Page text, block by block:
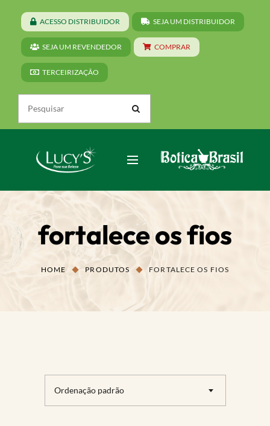
ACESSO DISTRIBUIDOR SEJA UM DISTRIBUIDOR
SEJA UM REVENDEDOR COMPRAR
TERCEIRIZAÇÃO
fortalece os fios
HOME PRODUTOS FORTALECE OS FIOS
Ordenação padrão